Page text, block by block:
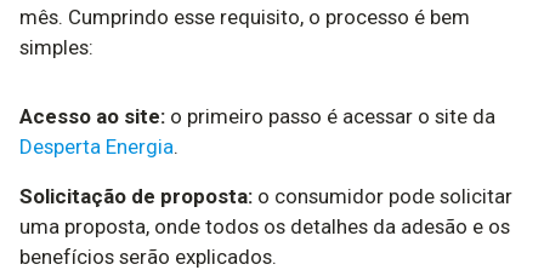
mês. Cumprindo esse requisito, o processo é bem
simples:
Acesso ao site: o primeiro passo é acessar o site da
Desperta Energia.
Solicitação de proposta: o consumidor pode solicitar
uma proposta, onde todos os detalhes da adesão e os
benefícios serão explicados.